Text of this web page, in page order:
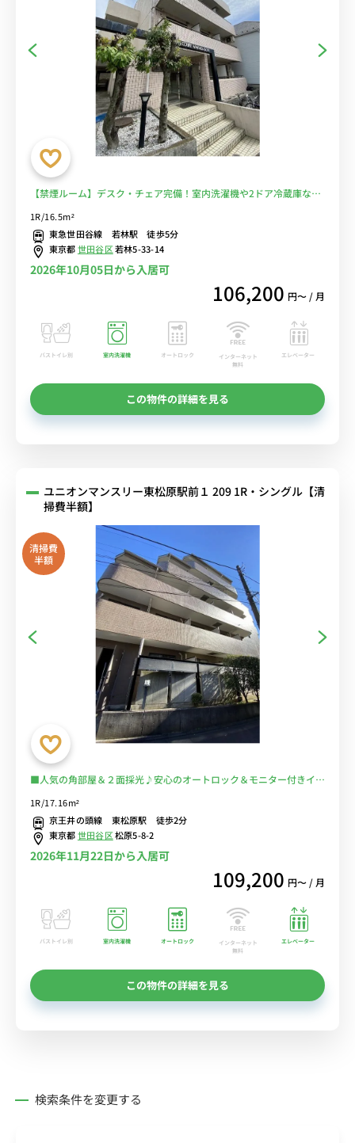
【禁煙ルーム】デスク・チェア完備！室内洗濯機や2ドア冷蔵庫など
パスまで徒歩通学■選べるWi-Fi格安レンタル中！
1R/16.5m²
東急世田谷線 若林駅 徒歩5分
東京都世田谷区若林5-33-14
2026年10月05日から入居可
106,200 円〜 / 月
バストイレ別 室内洗濯機 オートロック
インターネット
無料
エレベーター
この物件の詳細を見る
ユニオンマンスリー東松原駅前１ 209 1R・シングル【清
掃費半額】
清掃費
半額
■人気の角部屋＆２面採光♪安心のオートロック＆モニター付きイン
京王井の頭線「東松原駅」徒歩2分/小田急線も徒歩圏内で利用可能/
新宿・渋谷まで乗換なし/世田谷区立羽木公園もすぐ近く■選べるWi-
Fi格安レンタル中！
1R/17.16m²
京王井の頭線 東松原駅 徒歩2分
東京都世田谷区松原5-8-2
2026年11月22日から入居可
109,200 円〜 / 月
バストイレ別 室内洗濯機 オートロック
インターネット
無料
エレベーター
この物件の詳細を見る
検索条件を変更する